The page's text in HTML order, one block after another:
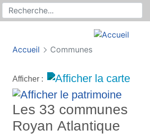
Recherche sur le site
Rechercher
Accueil Communes
Afficher :
Les 33 communes
Royan Atlantique